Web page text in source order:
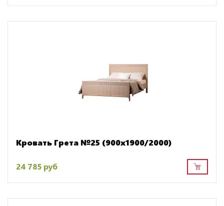
Кровать Грета №25 (900х1900/2000)
24 785 руб